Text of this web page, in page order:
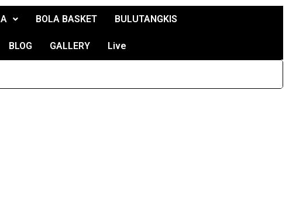
BOLA BASKET BULUTANGKIS
BLOG GALLERY Live